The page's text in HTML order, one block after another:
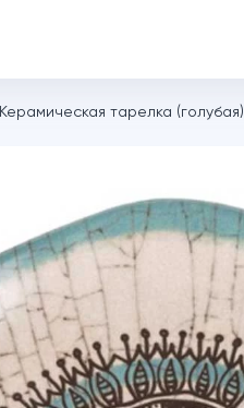
Керамическая тарелка (голубая)